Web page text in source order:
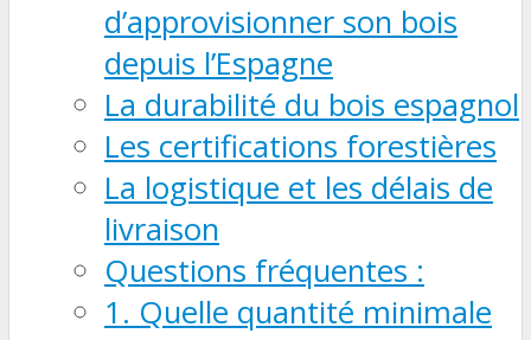
d’approvisionner son bois
depuis l’Espagne
La durabilité du bois espagnol
Les certifications forestières
La logistique et les délais de
livraison
Questions fréquentes :
1. Quelle quantité minimale